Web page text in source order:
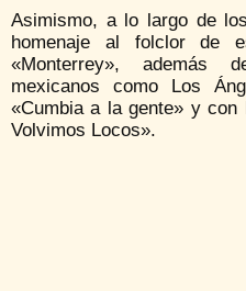
Asimismo, a lo largo de
homenaje al folclor de
«Monterrey», además
mexicanos como Los
«Cumbia a la gente» y
Volvimos Locos».